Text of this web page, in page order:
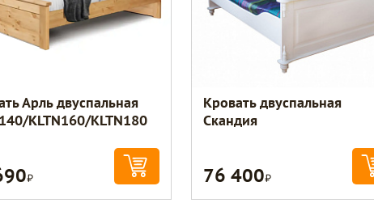
Арль двуспальная
KLTN160/KLTN180
Р
Кровать двуспальная
Скандия
76 400Р